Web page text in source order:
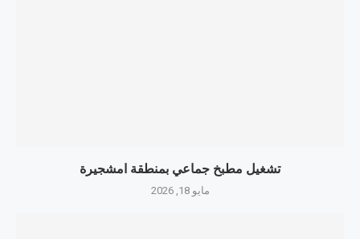
تشغيل مطبخ جماعي بمنطقة امشجيرة
مايو 18, 2026